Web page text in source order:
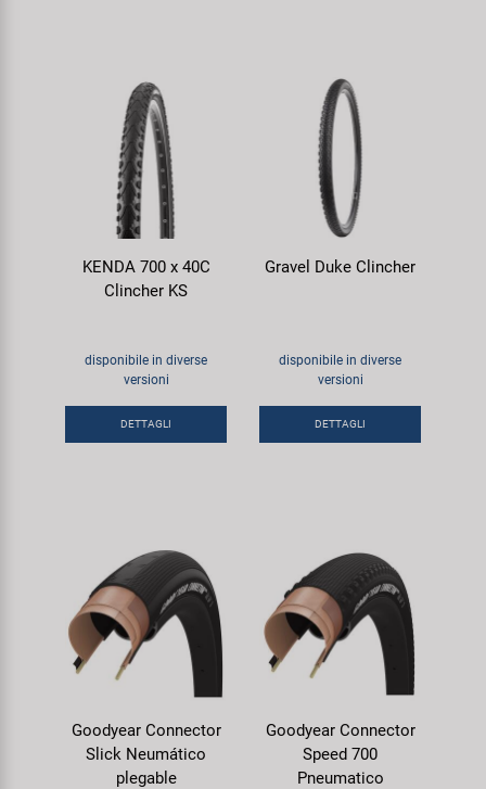
KENDA 700 x 40C
Clincher KS
disponibile in diverse
versioni
DETTAGLI
Gravel Duke Clincher
disponibile in diverse
versioni
DETTAGLI
Goodyear Connector
Slick Neumático
plegable
Goodyear Connector
Speed 700
Pneumatico